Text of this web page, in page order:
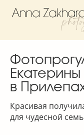
в
Красивая
для чудесной